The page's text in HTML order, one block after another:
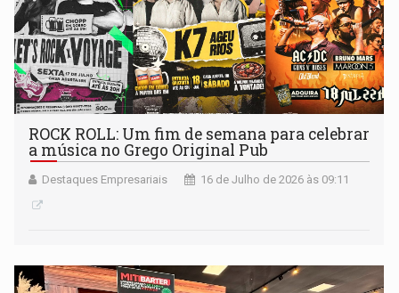
ROCK ROLL: Um fim de semana para celebrar
a música no Grego Original Pub
Destaques Empresariais 16 de Julho de 2026 às 09:11